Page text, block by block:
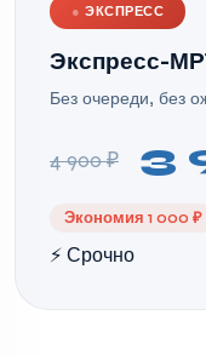
● ЭКСПРЕСС
Экспресс-
Без очереди, без
4 900 ₽ 3
Экономия 1 000 ₽
⚡ Срочно